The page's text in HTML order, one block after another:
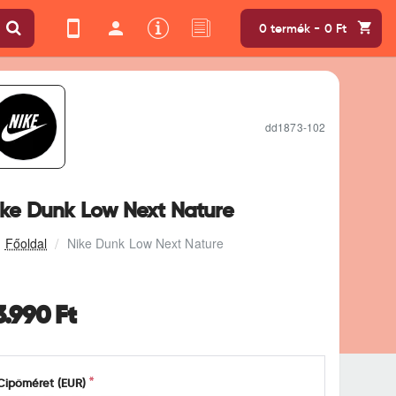
0 termék - 0 Ft
Nike Dunk Low Next Nature
Dunk Low Next Nature
dd1873-102
Ft
(EUR)